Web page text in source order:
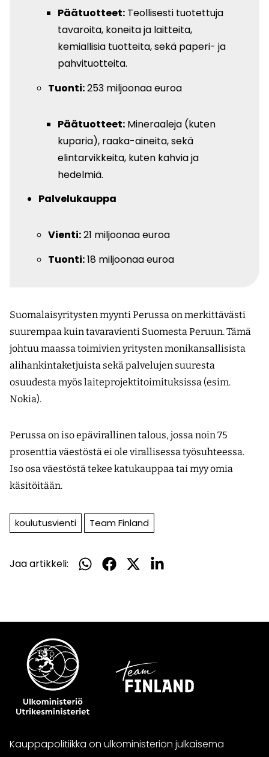
Päätuotteet: Teollisesti tuotettuja
tavaroita, koneita ja laitteita,
kemiallisia tuotteita, sekä paperi- ja
pahvituotteita.
Tuonti:253 miljoonaa euroa
Päätuotteet: Mineraaleja (kuten
kuparia), raaka-aineita, sekä
elintarvikkeita, kuten kahvia ja
hedelmiä.
Palvelukauppa
Vienti:21 miljoonaa euroa
Tuonti:18 miljoonaa euroa
Suomalaisyritysten myynti Perussa on merkittävästi
suurempaa kuin tavaravienti Suomesta Peruun. Tämä
johtuu maassa toimivien yritysten monikansallisista
alihankintaketjuista sekä palvelujen suuresta
osuudesta myös laiteprojektitoimituksissa (esim.
Nokia).
Perussa on iso epävirallinen talous, jossa noin 75
prosenttia väestöstä ei ole virallisessa työsuhteessa.
Iso osa väestöstä tekee katukauppaa tai myy omia
käsitöitään.
koulutusvienti Team Finland
Jaa artikkeli:
Jaa
Jaa
Jaa
Jaa
Kauppapolitiikka on ulkoministeriön julkaisema